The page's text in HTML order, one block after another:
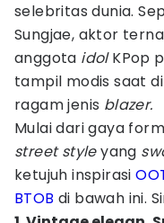
selebritas dunia.
Sungjae, aktor
anggota idolKPop
tampil modis saat
ragam jenis blazer.
Mulai dari gaya
street styleyang
ketujuh inspirasi
BTOB di bawah ini.